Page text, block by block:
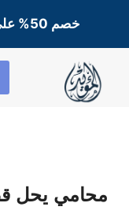
المحتوى
خصم 50% على خدمات والاستشارات القانونية
محامي يحل